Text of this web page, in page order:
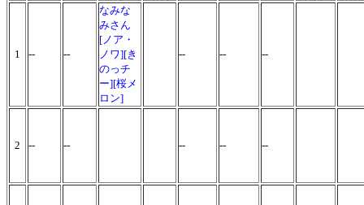
1 -- --
なみな
みさん
[ノア・
ノワ][き
のっチ
ー][桜メ
ロン]
-- -- --
2 -- -- -- -- --